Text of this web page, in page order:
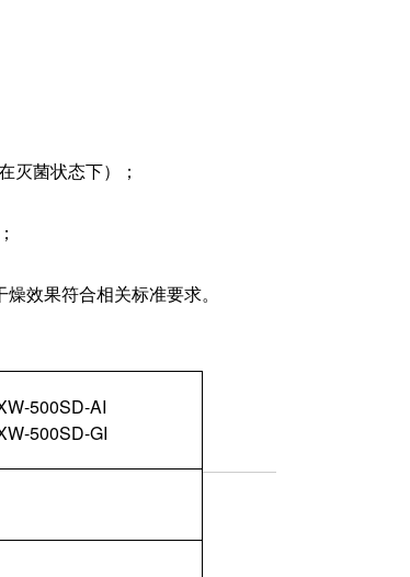
灭菌状态下）；
效果符合相关标准要求。
500SD-AI
500SD-GI